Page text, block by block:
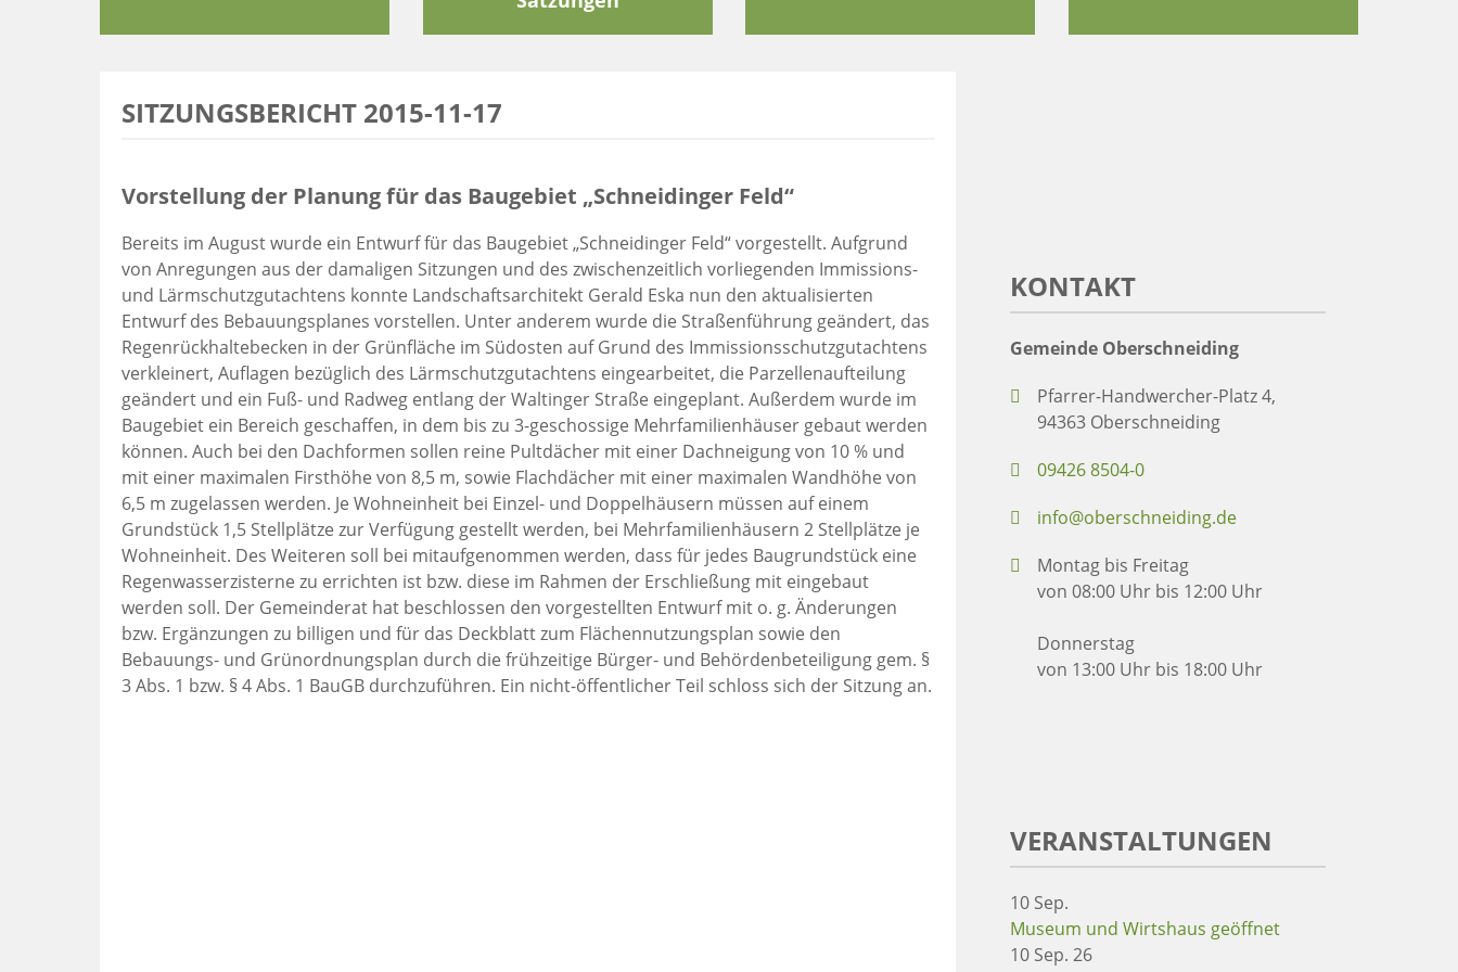
SITZUNGSBERICHT 2015-11-17
Vorstellung der Planung für das Baugebiet „Schneidinger Feld“
Bereits im August wurde ein Entwurf für das Baugebiet „Schneidinger Feld“ vorgestellt. Aufgrund
von Anregungen aus der damaligen Sitzungen und des zwischenzeitlich vorliegenden Immissions-
und Lärmschutzgutachtens konnte Landschaftsarchitekt Gerald Eska nun den aktualisierten
Entwurf des Bebauungsplanes vorstellen. Unter anderem wurde die Straßenführung geändert, das
Regenrückhaltebecken in der Grünfläche im Südosten auf Grund des Immissionsschutzgutachtens
verkleinert, Auflagen bezüglich des Lärmschutzgutachtens eingearbeitet, die Parzellenaufteilung
geändert und ein Fuß- und Radweg entlang der Waltinger Straße eingeplant. Außerdem wurde im
Baugebiet ein Bereich geschaffen, in dem bis zu 3-geschossige Mehrfamilienhäuser gebaut werden
können. Auch bei den Dachformen sollen reine Pultdächer mit einer Dachneigung von 10 % und
mit einer maximalen Firsthöhe von 8,5 m, sowie Flachdächer mit einer maximalen Wandhöhe von
6,5 m zugelassen werden. Je Wohneinheit bei Einzel- und Doppelhäusern müssen auf einem
Grundstück 1,5 Stellplätze zur Verfügung gestellt werden, bei Mehrfamilienhäusern 2 Stellplätze je
Wohneinheit. Des Weiteren soll bei mitaufgenommen werden, dass für jedes Baugrundstück eine
Regenwasserzisterne zu errichten ist bzw. diese im Rahmen der Erschließung mit eingebaut
werden soll. Der Gemeinderat hat beschlossen den vorgestellten Entwurf mit o. g. Änderungen
bzw. Ergänzungen zu billigen und für das Deckblatt zum Flächennutzungsplan sowie den
Bebauungs- und Grünordnungsplan durch die frühzeitige Bürger- und Behördenbeteiligung gem. §
3 Abs. 1 bzw. § 4 Abs. 1 BauGB durchzuführen. Ein nicht-öffentlicher Teil schloss sich der Sitzung an.
KONTAKT
Gemeinde Oberschneiding
Pfarrer-Handwercher-Platz 4,
94363 Oberschneiding
09426 8504-0
info@oberschneiding.de
Montag bis Freitag
von 08:00 Uhr bis 12:00 Uhr
Donnerstag
von 13:00 Uhr bis 18:00 Uhr
VERANSTALTUNGEN
10 Sep.
Museum und Wirtshaus geöffnet
10 Sep. 26